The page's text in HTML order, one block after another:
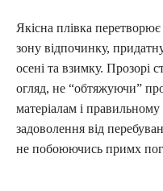
Якісна плівка
зону відпочинку,
осені та взимку. Прозорі
огляд, не “обтяжуючи”
матеріалам і
задоволення від
не побоюючись примх